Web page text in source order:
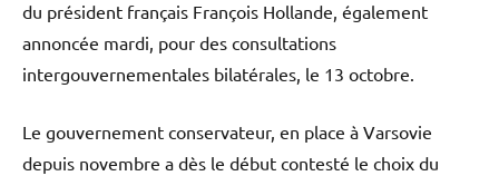
du président français François Hollande, également
annoncée mardi, pour des consultations
intergouvernementales bilatérales, le 13 octobre.
Le gouvernement conservateur, en place à Varsovie
depuis novembre a dès le début contesté le choix du